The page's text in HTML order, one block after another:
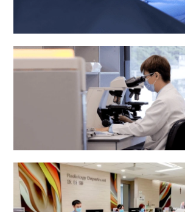
手术室
病理化验部